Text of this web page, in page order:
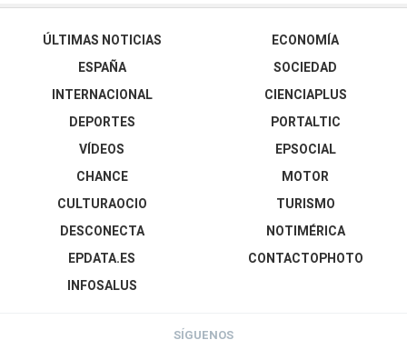
ÚLTIMAS NOTICIAS
ESPAÑA
INTERNACIONAL
DEPORTES
VÍDEOS
ECONOMÍA
SOCIEDAD
CIENCIAPLUS
PORTALTIC
EPSOCIAL
CHANCE
CULTURAOCIO
DESCONECTA
EPDATA.ES
INFOSALUS
MOTOR
TURISMO
NOTIMÉRICA
CONTACTOPHOTO
SÍGUENOS